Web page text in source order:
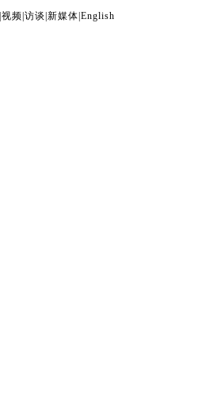
视频 访谈 新媒体 English